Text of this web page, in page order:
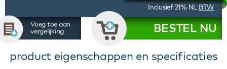
Inclusief 21% NL BTW
Voeg toe aan
vergelijking
BESTEL NU
product eigenschappen en specificaties